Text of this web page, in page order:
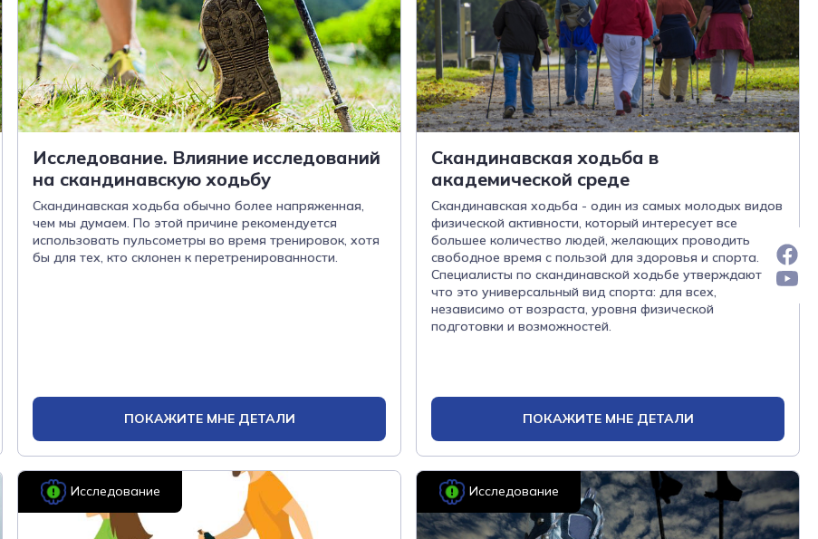
Исследование. Влияние исследований
на скандинавскую ходьбу
Скандинавская ходьба обычно более напряженная,
чем мы думаем. По этой причине рекомендуется
использовать пульсометры во время тренировок, хотя
бы для тех, кто склонен к перетренированности.
ПОКАЖИТЕ МНЕ ДЕТАЛИ
Скандинавская ходьба в
академической среде
Скандинавская ходьба - один из самых молодых видов
физической активности, который интересует все
большее количество людей, желающих проводить
свободное время с пользой для здоровья и спорта.
Специалисты по скандинавской ходьбе утверждают,
что это универсальный вид спорта: для всех,
независимо от возраста, уровня физической
подготовки и возможностей.
ПОКАЖИТЕ МНЕ ДЕТАЛИ
Исследование Исследование